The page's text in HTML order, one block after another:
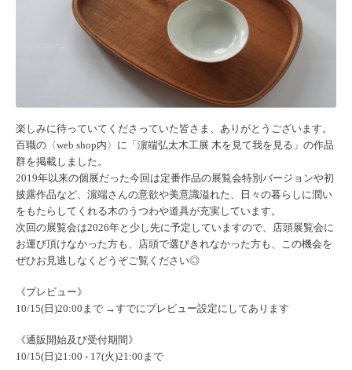
楽しみに待っていてくださっていた皆さま、ありがとうございます。
百職の〈web shop内〉に「濵端弘太木工展 木を見て我を見る」の作品
群を掲載しました。
2019年以来の個展だった今回は定番作品の展覧会特別バージョンや初
披露作品など、濵端さんの意欲や美意識溢れた、日々の暮らしに潤い
をもたらしてくれる木のうつわや道具が充実しています。
次回の展覧会は2026年と少し先に予定していますので、店頭展覧会に
お運び頂けなかった方も、店頭で選びきれなかった方も、この機会を
ぜひお見逃しなくどうぞご覧ください◎
《プレビュー》
10/15(日)20:00まで →すでにプレビュー設定にしてあります
《通販開始及び受付期間》
10/15(日)21:00 ‐ 17(火)21:00まで